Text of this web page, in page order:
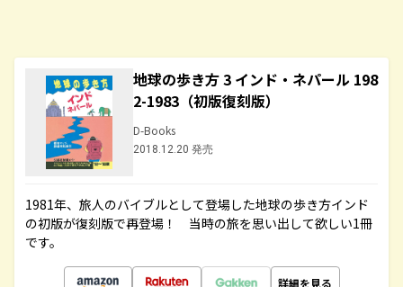
地球の歩き方 3 インド・ネパール 198
2-1983（初版復刻版）
D-Books
2018.12.20 発売
1981年、旅人のバイブルとして登場した地球の歩き方インド
の初版が復刻版で再登場！ 当時の旅を思い出して欲しい1冊
です。
詳細を見る